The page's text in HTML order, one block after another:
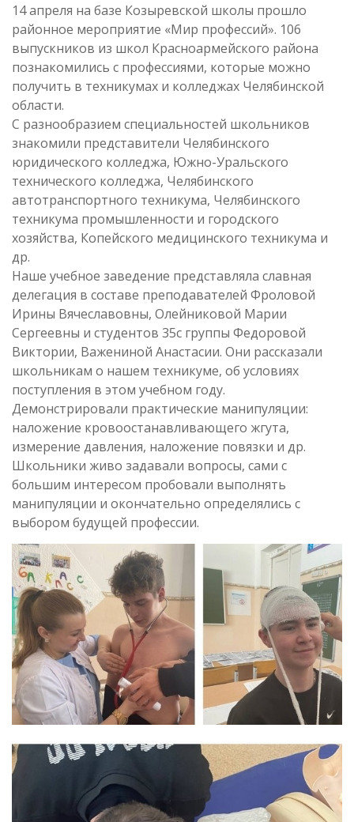
14 апреля на базе Козыревской школы прошло
районное мероприятие «Мир профессий». 106
выпускников из школ Красноармейского района
познакомились с профессиями, которые можно
получить в техникумах и колледжах Челябинской
области.
С разнообразием специальностей школьников
знакомили представители Челябинского
юридического колледжа, Южно-Уральского
технического колледжа, Челябинского
автотранспортного техникума, Челябинского
техникума промышленности и городского
хозяйства, Копейского медицинского техникума и
др.
Наше учебное заведение представляла славная
делегация в составе преподавателей Фроловой
Ирины Вячеславовны, Олейниковой Марии
Сергеевны и студентов 35с группы Федоровой
Виктории, Важениной Анастасии. Они рассказали
школьникам о нашем техникуме, об условиях
поступления в этом учебном году.
Демонстрировали практические манипуляции:
наложение кровоостанавливающего жгута,
измерение давления, наложение повязки и др.
Школьники живо задавали вопросы, сами с
большим интересом пробовали выполнять
манипуляции и окончательно определялись с
выбором будущей профессии.